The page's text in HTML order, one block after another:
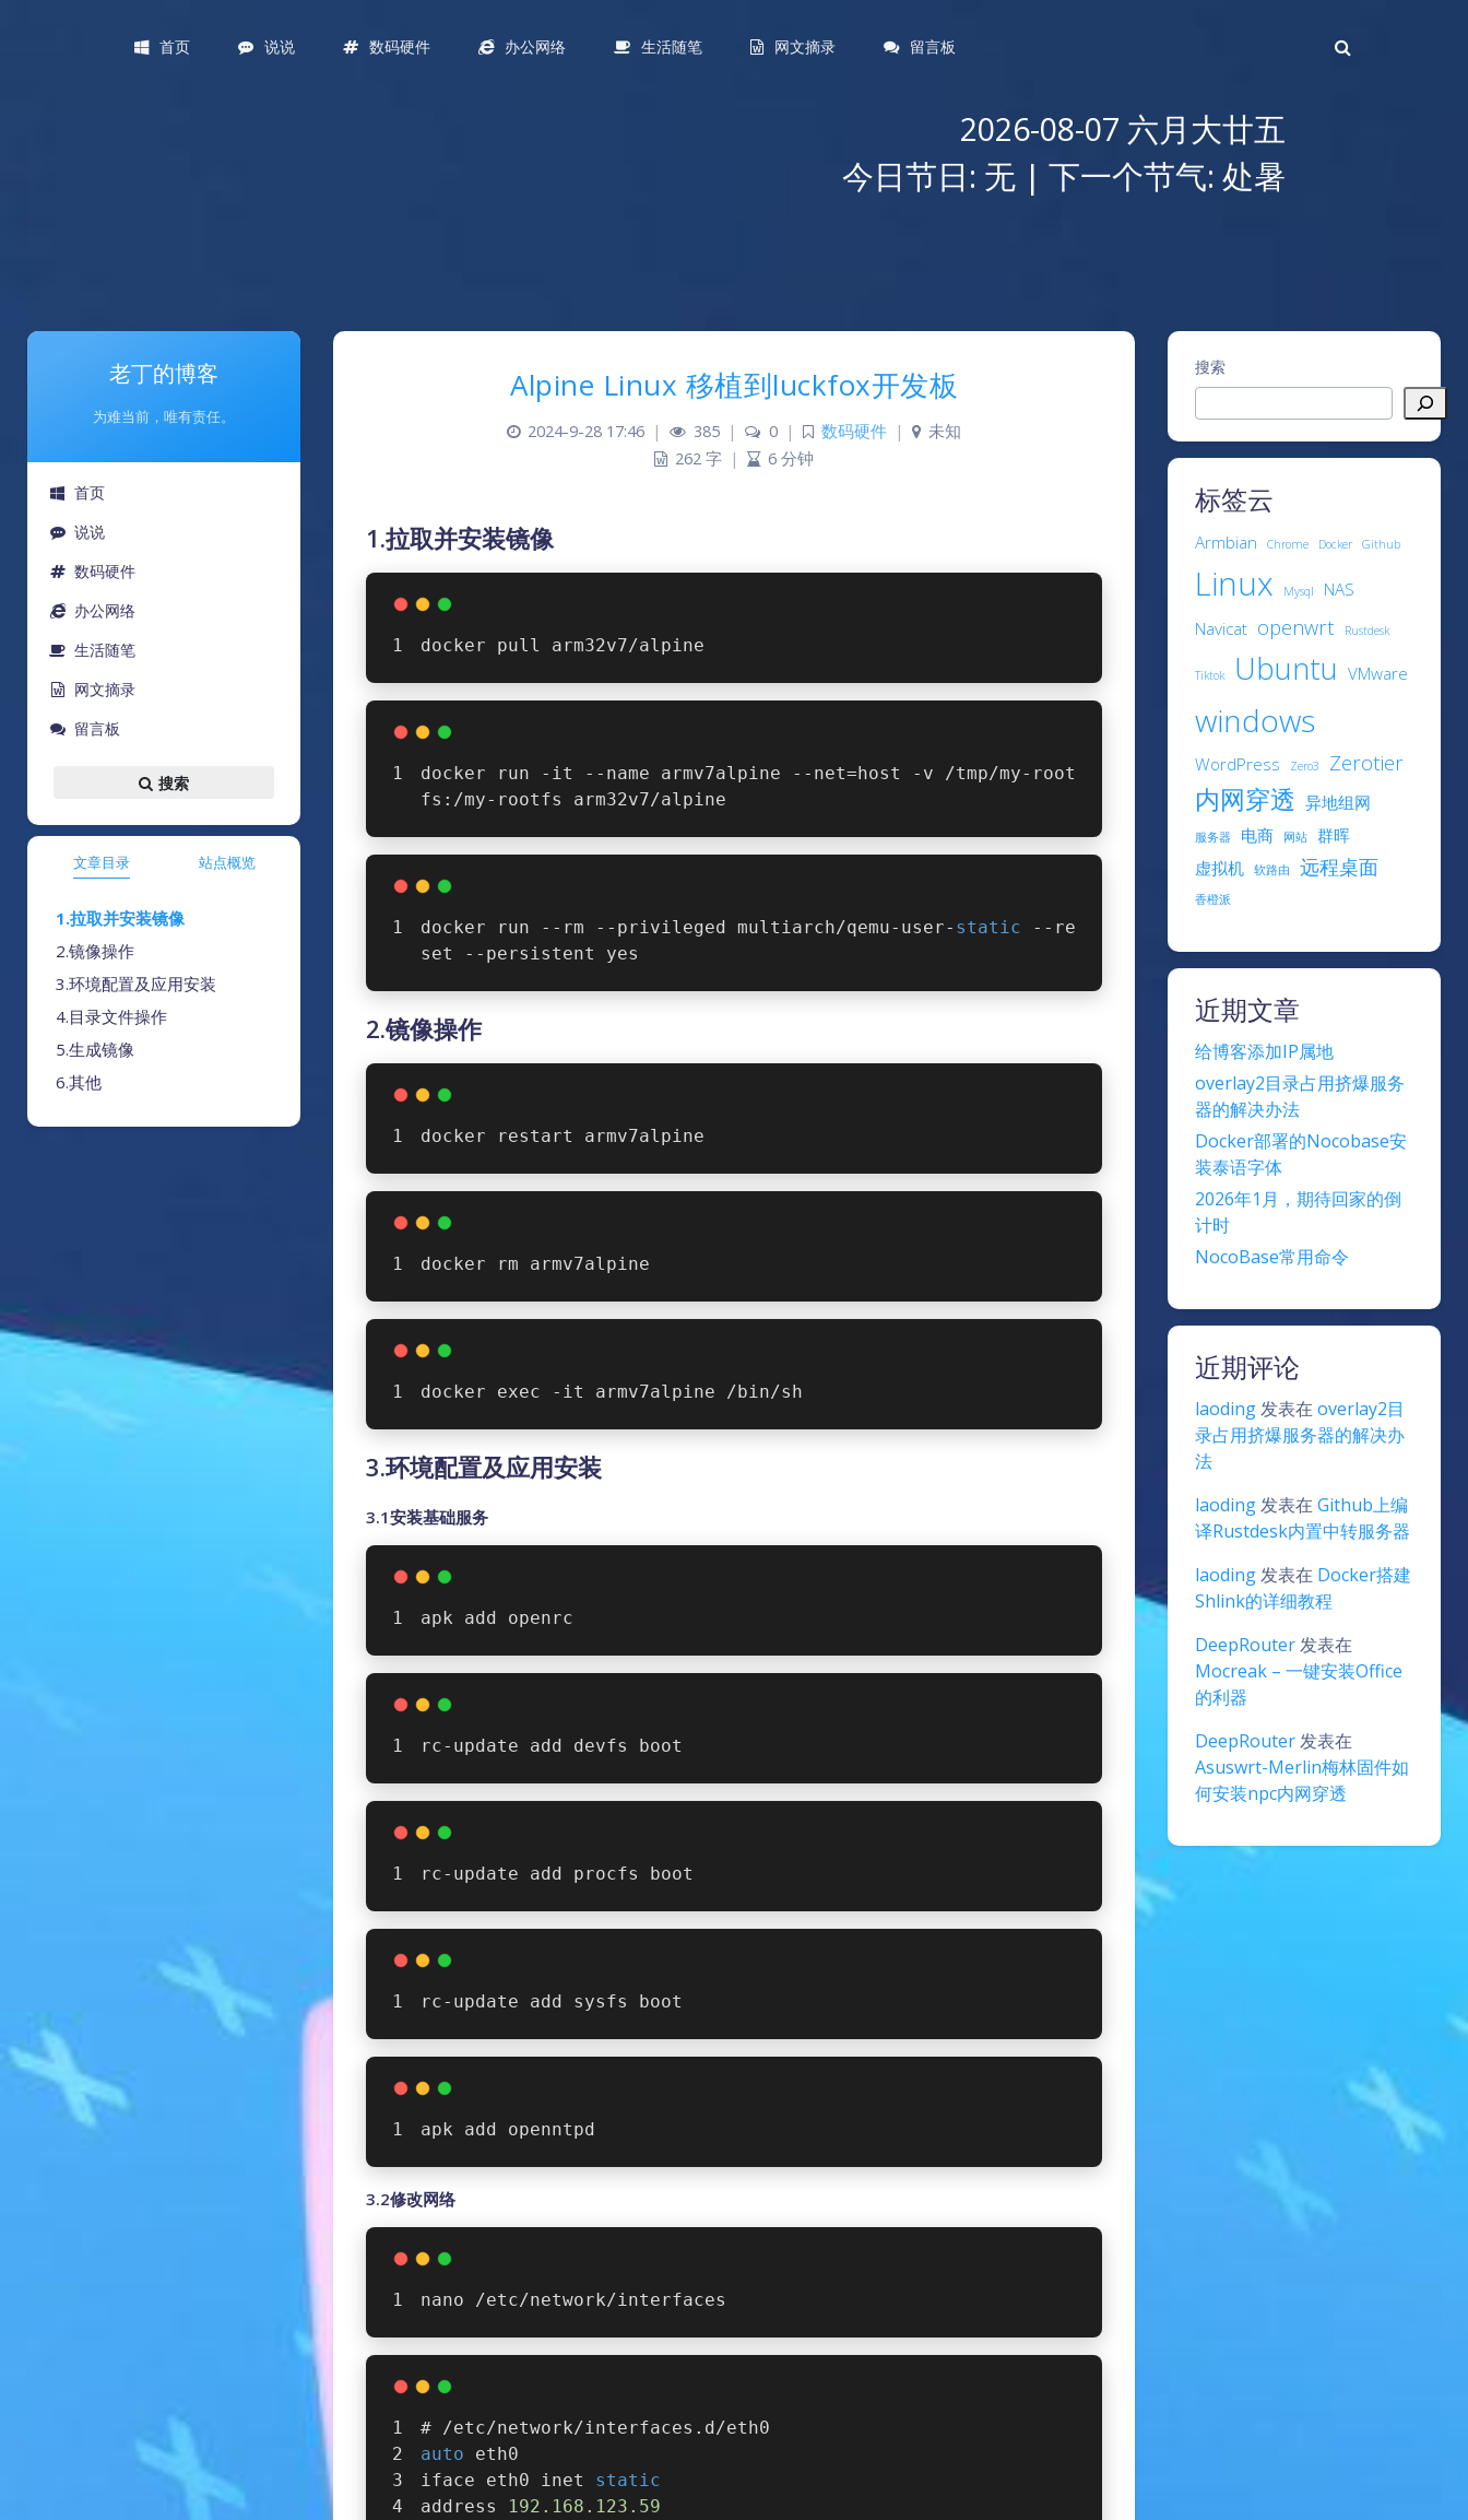
首页 说说 数码硬件 办公网络 生活随笔 网文摘录 留言板
2026-08-07 六月大廿五
今日节日: 无 | 下一个节气: 处暑
老丁的博客
为难当前，唯有责任。
首页
说说
数码硬件
办公网络
生活随笔
网文摘录
留言板
搜索
文章目录 站点概览
1.拉取并安装镜像
2.镜像操作
3.环境配置及应用安装
4.目录文件操作
5.生成镜像
6.其他
搜索
标签云
Armbian Chrome Docker Github
Linux Mysql
NAS
Navicat openwrt Rustdesk
Tiktok Ubuntu VMware
windows
WordPress Zero3 Zerotier
内网穿透 异地组网
服务器 电商 网站
群晖
虚拟机
软路由 远程桌面
香橙派
近期文章
给博客添加IP属地
overlay2目录占用挤爆服务
器的解决办法
Docker部署的Nocobase安
装泰语字体
2026年1月，期待回家的倒
计时
NocoBase常用命令
近期评论
laoding发表在 overlay2目
录占用挤爆服务器的解决办
法
laoding发表在 Github上编
译Rustdesk内置中转服务器
laoding发表在 Docker搭建
Shlink的详细教程
DeepRouter发表在
Mocreak – 一键安装Office
的利器
DeepRouter发表在
Asuswrt-Merlin梅林固件如
何安装npc内网穿透
Alpine Linux 移植到luckfox开发板
2024-9-28 17:46 | 385 | 0 | 数码硬件 |
未知
262 字 | 6 分钟
1.拉取并安装镜像
docker pull arm32v7/alpine
docker run -it --name armv7alpine --net=host -v /tmp/my-root
fs:/my-rootfs arm32v7/alpine
docker run --rm --privileged multiarch/qemu-user- static --re
set --persistent yes
2.镜像操作
docker restart armv7alpine
docker rm armv7alpine
docker exec -it armv7alpine /bin/sh
3.环境配置及应用安装
3.1安装基础服务
apk add openrc
rc-update add devfs boot
rc-update add procfs boot
rc-update add sysfs boot
apk add openntpd
3.2修改网络
nano /etc/network/interfaces
# /etc/network/interfaces.d/eth0
auto eth0
iface eth0 inet static
address
192.168 .123 .59